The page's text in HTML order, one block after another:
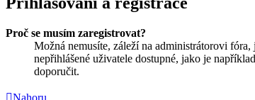
Proč se musím zaregistrovat?
Možná nemusíte, záleží na administrátorovi
nepřihlášené uživatele dostupné, jako je
doporučit.
Nahoru